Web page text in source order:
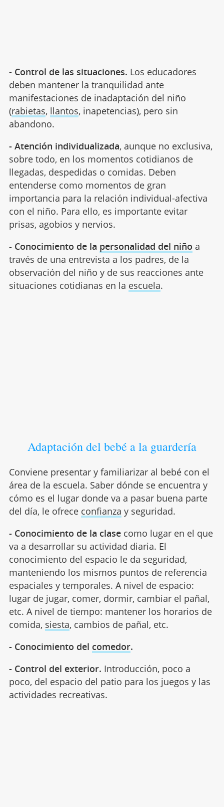
- Control de las situaciones. Los educadores
deben mantener la tranquilidad ante
manifestaciones de inadaptación del niño
(rabietas, llantos, inapetencias), pero sin
abandono.
- Atención individualizada, aunque no exclusiva,
sobre todo, en los momentos cotidianos de
llegadas, despedidas o comidas. Deben
entenderse como momentos de gran
importancia para la relación individual-afectiva
con el niño. Para ello, es importante evitar
prisas, agobios y nervios.
- Conocimiento de la personalidad del niño a
través de una entrevista a los padres, de la
observación del niño y de sus reacciones ante
situaciones cotidianas en la escuela.
Adaptación del bebé a la guardería
Conviene presentar y familiarizar al bebé con el
área de la escuela. Saber dónde se encuentra y
cómo es el lugar donde va a pasar buena parte
del día, le ofrece confianza y seguridad.
- Conocimiento de la clasecomo lugar en el que
va a desarrollar su actividad diaria. El
conocimiento del espacio le da seguridad,
manteniendo los mismos puntos de referencia
espaciales y temporales. A nivel de espacio:
lugar de jugar, comer, dormir, cambiar el pañal,
etc. A nivel de tiempo: mantener los horarios de
comida, siesta, cambios de pañal, etc.
- Conocimiento del comedor.
- Control del exterior. Introducción, poco a
poco, del espacio del patio para los juegos y las
actividades recreativas.